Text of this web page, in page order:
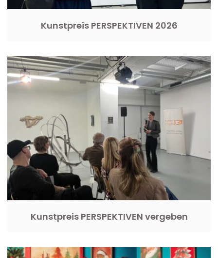
Kunstpreis PERSPEKTIVEN 2026
Kunstpreis PERSPEKTIVEN vergeben